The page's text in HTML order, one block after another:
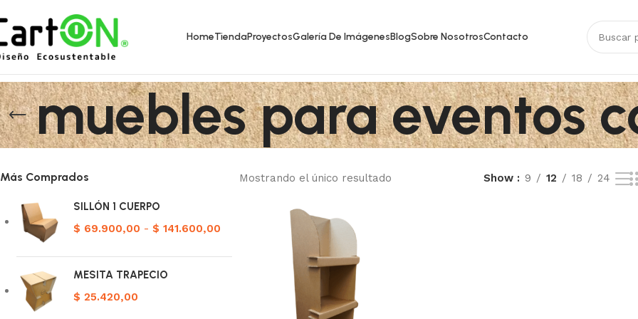
HomeTiendaProyectosGalería De ImágenesBlogSobre NosotrosContacto
muebles para eventos
Más Comprados
SILLÓN 1 CUERPO
$ 69.900,00 - $ 141.600,00
MESITA TRAPECIO
$ 25.420,00
Mostrando el único resultado Show 9 12 18 24